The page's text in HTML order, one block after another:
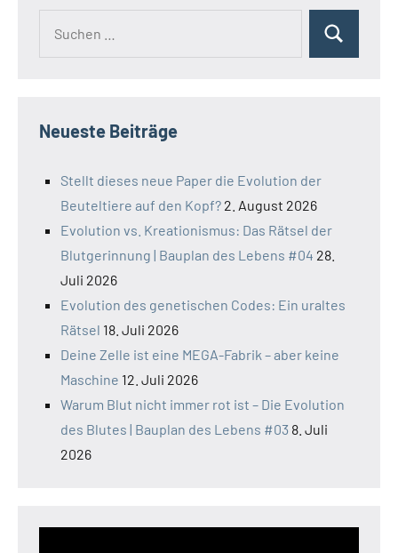
Suchen
Neueste Beiträge
Stellt dieses neue Paper die Evolution der
Beuteltiere auf den Kopf? 2. August 2026
Evolution vs. Kreationismus: Das Rätsel der
Blutgerinnung | Bauplan des Lebens #04 28.
Juli 2026
Evolution des genetischen Codes: Ein uraltes
Rätsel 18. Juli 2026
Deine Zelle ist eine MEGA-Fabrik – aber keine
Maschine 12. Juli 2026
Warum Blut nicht immer rot ist – Die Evolution
des Blutes | Bauplan des Lebens #03 8. Juli
2026